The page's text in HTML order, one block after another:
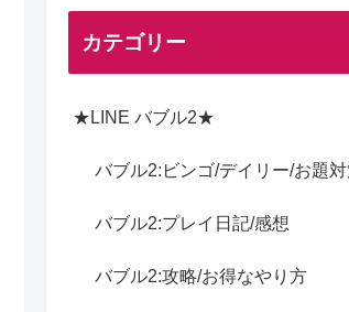
カテゴリー
★LINE バブル2★
バブル2:ビンゴ/デイリー/お題
バブル2:プレイ日記/感想
バブル2:攻略/お得なやり方